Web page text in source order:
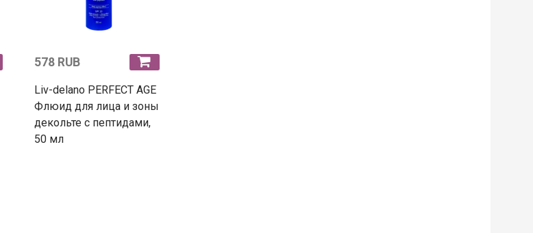
578 RUB
Liv-delano PERFECT AGE
Флюид для лица и зоны
декольте с пептидами,
50 мл